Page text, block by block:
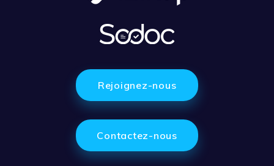
Rejoignez-nous
Contactez-nous